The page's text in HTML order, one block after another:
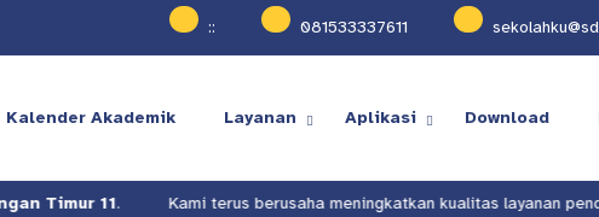
:: 081533337611
Kalender Akademik Layanan Aplikasi Download
. Kami terus berusaha meningkatkan kualitas layanan pendidikan di